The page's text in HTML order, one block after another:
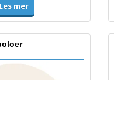
Les mer